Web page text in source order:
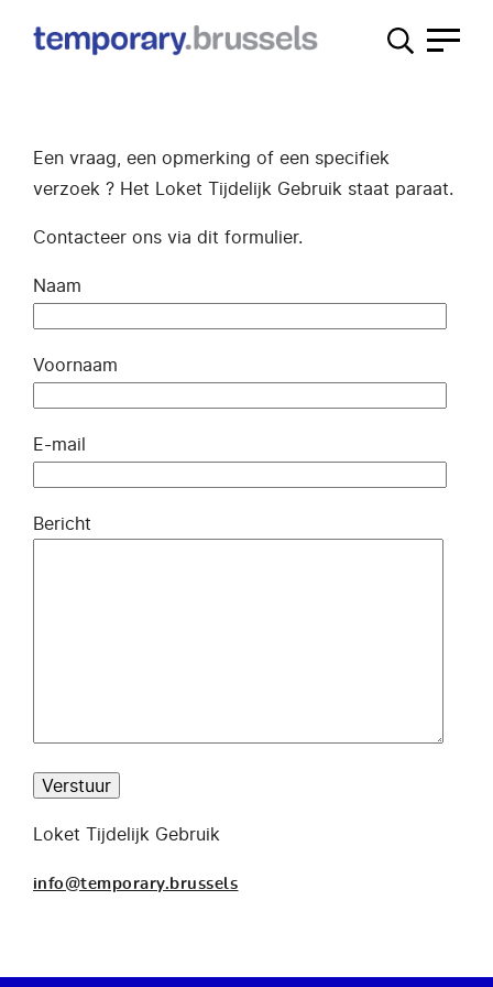
Een vraag, een opmerking of een specifiek
verzoek ? Het Loket Tijdelijk Gebruik staat paraat.
Contacteer ons via dit formulier.
Naam
Voornaam
E-mail
Bericht
Loket Tijdelijk Gebruik
info@temporary.brussels